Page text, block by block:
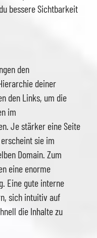
bessere Sichtbarkeit
den
deiner
den Links, um die
im
Je stärker eine Seite
sie im
Domain. Zum
eine enorme
Eine gute interne
sich intuitiv auf
die Inhalte zu